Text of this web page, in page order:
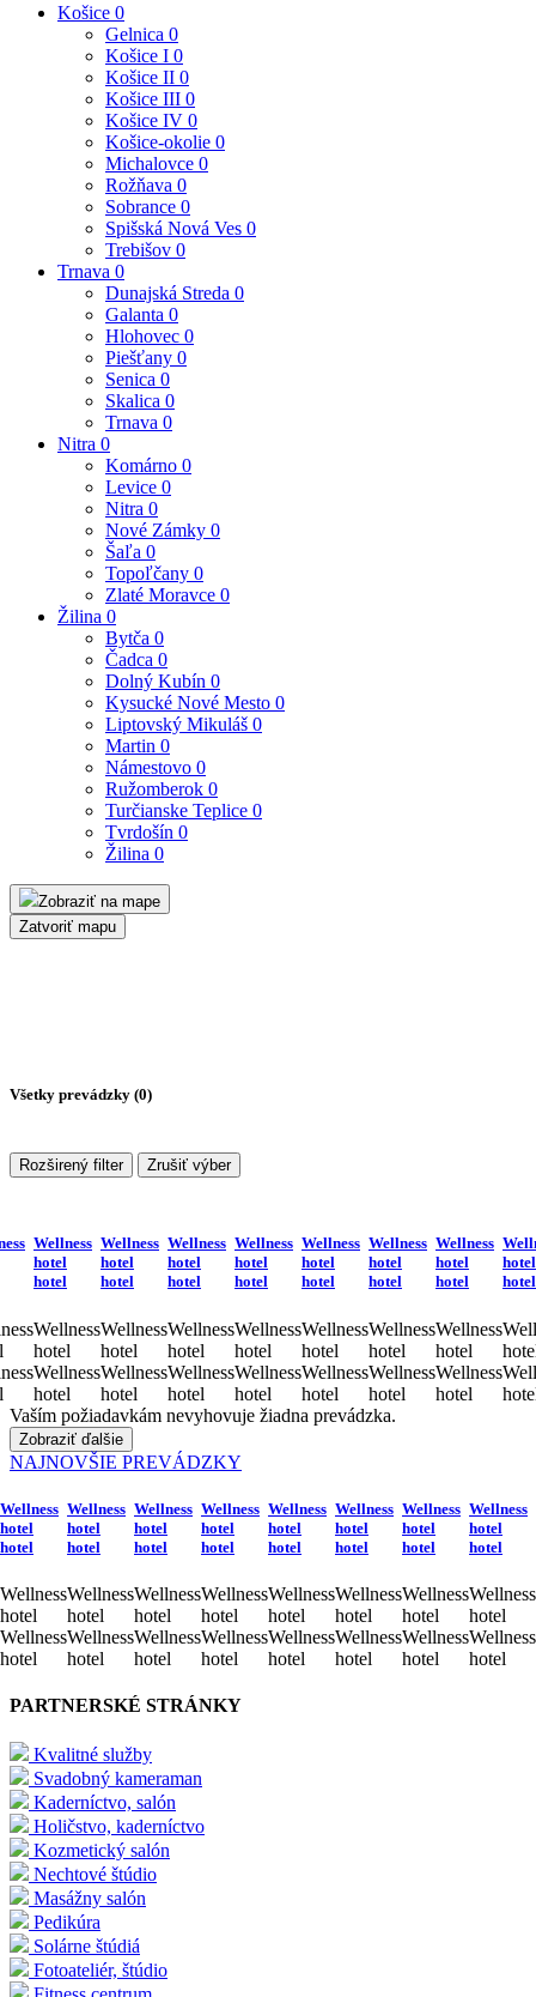
Košice 0
Gelnica 0
Košice I 0
Košice II 0
Košice III 0
Košice IV 0
Košice-okolie 0
Michalovce 0
Rožňava 0
Sobrance 0
Spišská Nová Ves 0
Trebišov 0
Trnava 0
Dunajská Streda 0
Galanta 0
Hlohovec 0
Piešťany 0
Senica 0
Skalica 0
Trnava 0
Nitra 0
Komárno 0
Levice 0
Nitra 0
Nové Zámky 0
Šaľa 0
Topoľčany 0
Zlaté Moravce 0
Žilina 0
Bytča 0
Čadca 0
Dolný Kubín 0
Kysucké Nové Mesto 0
Liptovský Mikuláš 0
Martin 0
Námestovo 0
Ružomberok 0
Turčianske Teplice 0
Tvrdošín 0
Žilina 0
Zobraziť na mape
Zatvoriť mapu
Všetky prevádzky (0)
Rozširený filter Zrušiť výber
Wellness
hotel
hotel
Wellness
hotel
Wellness
hotel
Wellness
hotel
hotel
Wellness
hotel
Wellness
hotel
Wellness
hotel
hotel
Wellness
hotel
Wellness
hotel
Wellness
hotel
hotel
Wellness
hotel
Wellness
hotel
Wellness
hotel
hotel
Wellness
hotel
Wellness
hotel
Wellness
hotel
hotel
Wellness
hotel
Wellness
hotel
Wellness
hotel
hotel
Wellness
hotel
Wellness
hotel
hotel
hotel
Vaším požiadavkám nevyhovuje žiadna prevádzka.
Zobraziť ďalšie
NAJNOVŠIE PREVÁDZKY
Wellness
hotel
hotel
Wellness
hotel
Wellness
hotel
Wellness
hotel
hotel
Wellness
hotel
Wellness
hotel
Wellness
hotel
hotel
Wellness
hotel
Wellness
hotel
Wellness
hotel
hotel
Wellness
hotel
Wellness
hotel
Wellness
hotel
hotel
Wellness
hotel
Wellness
hotel
Wellness
hotel
hotel
Wellness
hotel
Wellness
hotel
Wellness
hotel
hotel
Wellness
hotel
Wellness
hotel
Wellness
hotel
hotel
Wellness
hotel
Wellness
hotel
PARTNERSKÉ STRÁNKY
Kvalitné služby
Svadobný kameraman
Kaderníctvo, salón
Holičstvo, kaderníctvo
Kozmetický salón
Nechtové štúdio
Masážny salón
Pedikúra
Solárne štúdiá
Fotoateliér, štúdio